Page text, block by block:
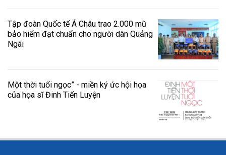
Tập đoàn Quốc tế Á Châu trao 2.000 mũ
bảo hiểm đạt chuẩn cho người dân Quảng
Ngãi
Một thời tuổi ngọc” - miền ký ức hội họa
của họa sĩ Đinh Tiến Luyện